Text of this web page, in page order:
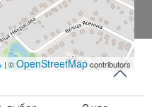
| ©OpenStreetMapcontributors